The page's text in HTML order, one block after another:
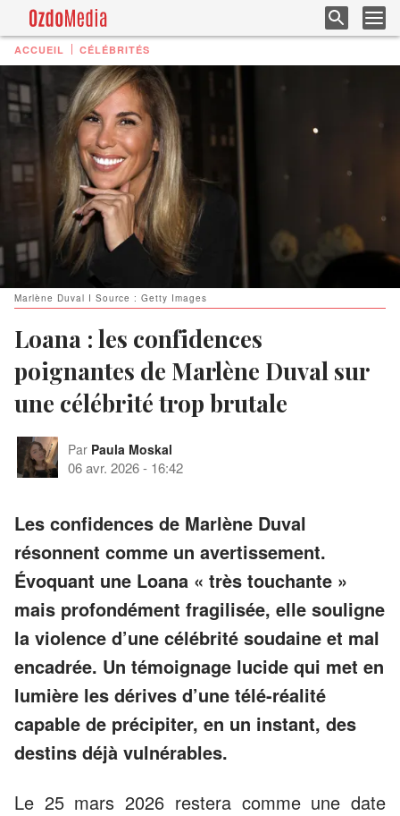
ACCUEIL CÉLÉBRITÉS
Marlène Duval I Source : Getty Images
Loana : les confidences
poignantes de Marlène Duval sur
une célébrité trop brutale
Par Paula Moskal
06 avr. 2026- 16:42
Les confidences de Marlène Duval
résonnent comme un avertissement.
Évoquant une Loana « très touchante »
mais profondément fragilisée, elle souligne
la violence d’une célébrité soudaine et mal
encadrée. Un témoignage lucide qui met en
lumière les dérives d’une télé-réalité
capable de précipiter, en un instant, des
destins déjà vulnérables.
Le 25 mars 2026 restera comme une date